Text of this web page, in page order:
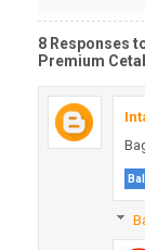
8 Responses
Premium